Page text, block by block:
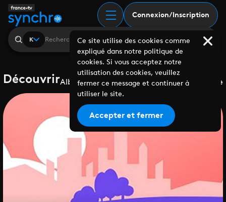
Connexion/Inscription
K
DécouvrirAlbumsPlaylistsCollaborationsLabels Genre
Ce site utilise des cookies comme
expliqué dans notre politique de
cookies. Si vous acceptez notre
utilisation des cookies, veuillez
fermer ce message et continuer à
utiliser le site.
Accepter et fermer